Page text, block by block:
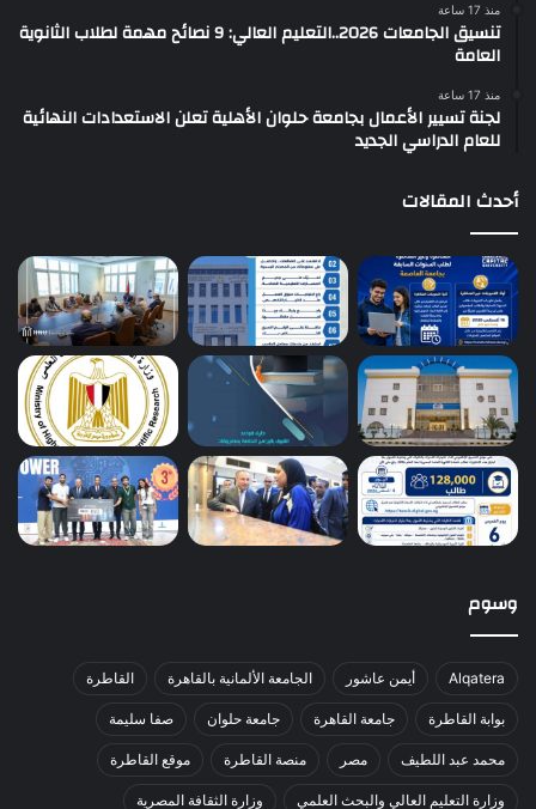
منذ 17 ساعة
تنسيق الجامعات 2026..التعليم العالي: 9 نصائح مهمة لطلاب الثانوية
العامة
منذ 17 ساعة
لجنة تسيير الأعمال بجامعة حلوان الأهلية تعلن الاستعدادات النهائية
للعام الدراسي الجديد
أحدث المقالات
وسوم
Alqatera أيمن عاشور الجامعة الألمانية بالقاهرة القاطرة
بوابة القاطرة جامعة القاهرة جامعة حلوان صفا سليمة
محمد عبد اللطيف مصر منصة القاطرة موقع القاطرة
وزارة التعليم العالي والبحث العلمي وزارة الثقافة المصرية